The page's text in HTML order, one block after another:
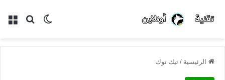
بحث الوضع
الرئيسية / تيك توك